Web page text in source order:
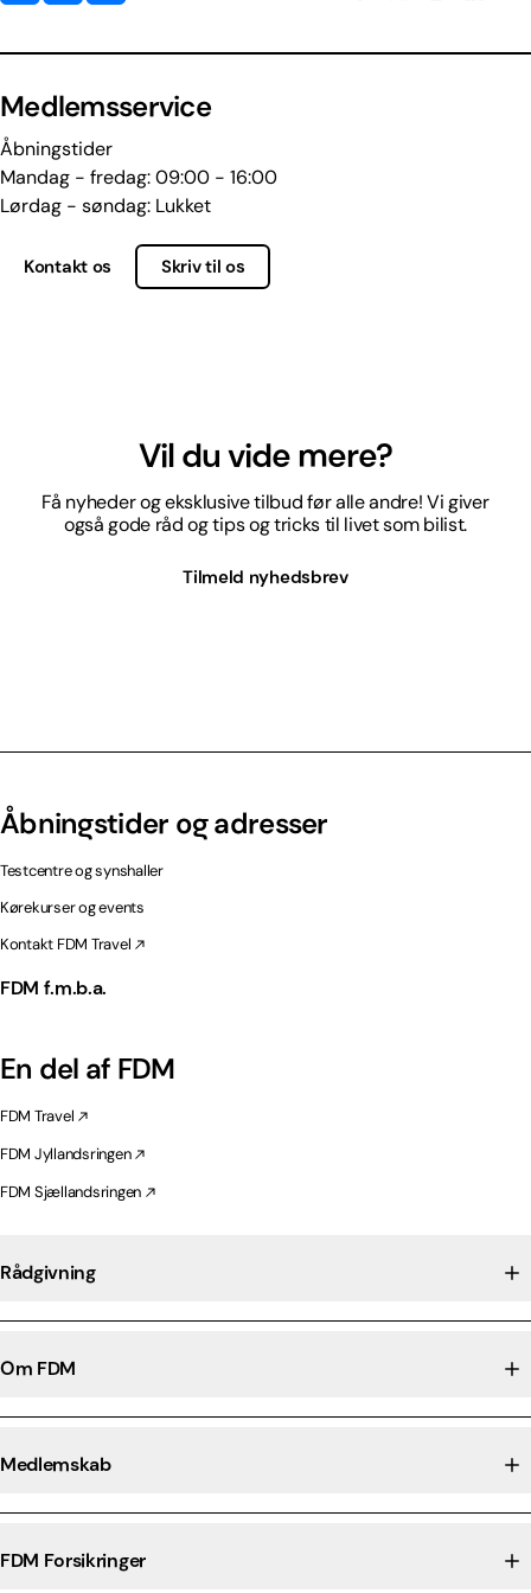
Medlemsservice
Åbningstider
Mandag - fredag: 09:00 - 16:00
Lørdag - søndag: Lukket
Kontakt os Skriv til os
Vil du vide mere?
Få nyheder og eksklusive tilbud før alle andre! Vi giver
også gode råd og tips og tricks til livet som bilist.
Tilmeld nyhedsbrev
Åbningstider og adresser
Testcentre og synshaller
Kørekurser og events
Kontakt FDM Travel
FDM f.m.b.a.
En del af FDM
FDM Travel
FDM Jyllandsringen
FDM Sjællandsringen
Rådgivning
Om FDM
Medlemskab
FDM Forsikringer